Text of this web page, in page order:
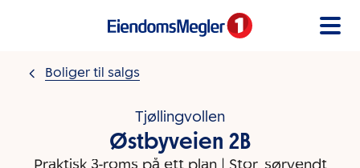
Boliger til salgs
Tjøllingvollen
Østbyveien 2B